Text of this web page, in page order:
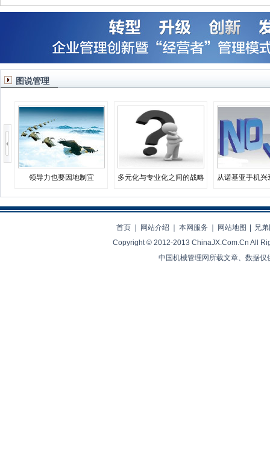
图说管理
领导力也要因地制宜
多元化与专业化之间的战略
从诺基亚手机兴
首页 ｜ 网站介绍 ｜ 本网服务 ｜ 网站地图 | 兄
Copyright © 2012-2013 ChinaJX.Com.Cn All
中国机械管理网所载文章、数据